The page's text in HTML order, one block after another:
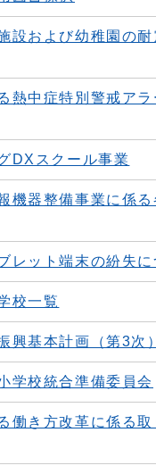
設および幼稚園の
熱中症特別警戒ア
DXスクール事業
機器整備事業に係
レット端末の紛失に
校一覧
興基本計画（第3次）
学校統合準備委員会
働き方改革に係る